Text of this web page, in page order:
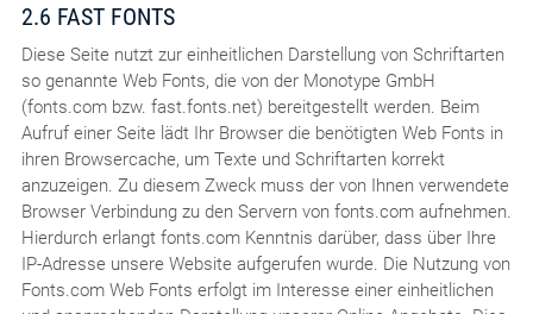
2.6 FAST FONTS
Diese Seite nutzt zur einheitlichen Darstellung von Schriftarten
so genannte Web Fonts, die von der Monotype GmbH
(fonts.com bzw. fast.fonts.net) bereitgestellt werden. Beim
Aufruf einer Seite lädt Ihr Browser die benötigten Web Fonts in
ihren Browsercache, um Texte und Schriftarten korrekt
anzuzeigen. Zu diesem Zweck muss der von Ihnen verwendete
Browser Verbindung zu den Servern von fonts.com aufnehmen.
Hierdurch erlangt fonts.com Kenntnis darüber, dass über Ihre
IP-Adresse unsere Website aufgerufen wurde. Die Nutzung von
Fonts.com Web Fonts erfolgt im Interesse einer einheitlichen